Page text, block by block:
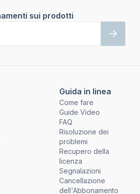
Guida in linea
Come fare
Guide Video
FAQ
Risoluzione dei
problemi
Recupero della
licenza
Segnalazioni
Cancellazione
dell'Abbonamento
sui prodotti